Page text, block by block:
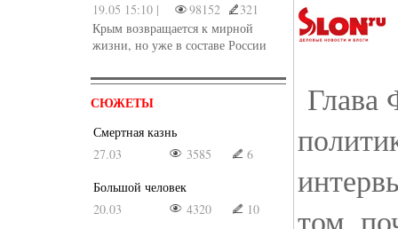
19.05 15:10 | 98152
321
Крым возвращается к мирной
жизни, но уже в составе России
СЮЖЕТЫ
Смертная казнь
27.03
3585
6
Большой человек
20.03
4320
10
Глава